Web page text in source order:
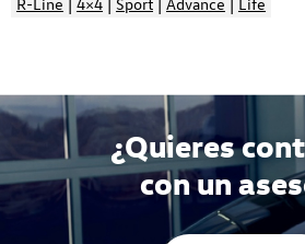
¿Quieres
con un